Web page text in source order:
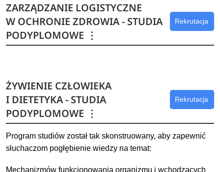
ZARZĄDZANIE LOGISTYCZNE
W OCHRONIE ZDROWIA - STUDIA
PODYPLOMOWE ⋮
Rekrutacja
ŻYWIENIE CZŁOWIEKA
I DIETETYKA - STUDIA
PODYPLOMOWE ⋮
Rekrutacja
Program studiów został tak skonstruowany, aby zapewnić
słuchaczom pogłębienie wiedzy na temat:
Mechanizmów funkcjonowania organizmu i wchodzących